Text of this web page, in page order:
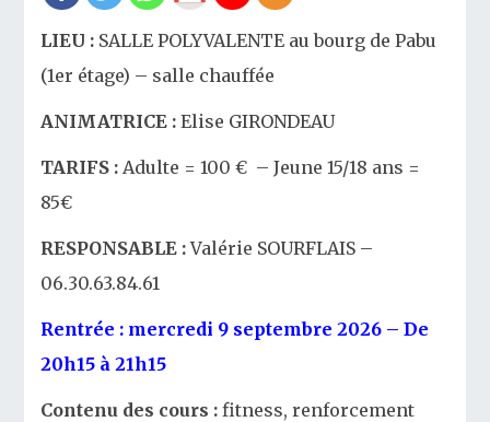
LIEU : SALLE POLYVALENTE au bourg de Pabu
(1er étage) – salle chauffée
ANIMATRICE :Elise GIRONDEAU
TARIFS : Adulte = 100 € – Jeune 15/18 ans =
85€
RESPONSABLE :Valérie SOURFLAIS –
06.30.63.84.61
Rentrée : mercredi 9 septembre 2026 – De
20h15 à 21h15
Contenu des cours : fitness, renforcement